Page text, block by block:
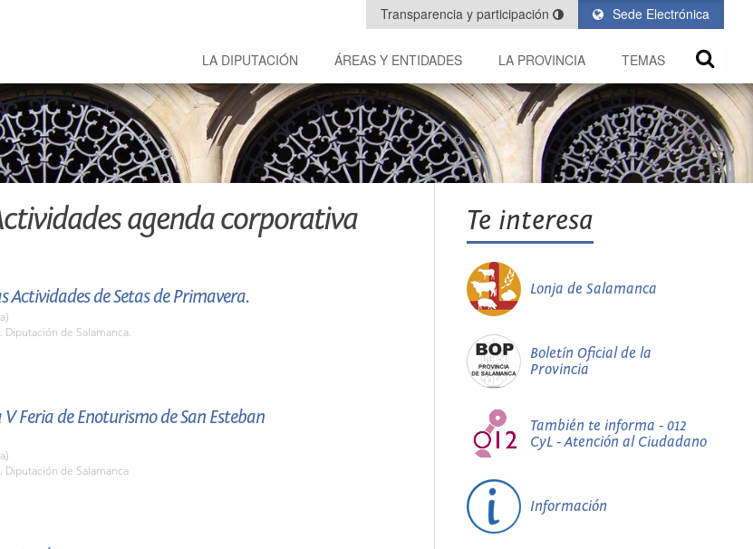
Sede Electrónica
Transparencia y participación
LA DIPUTACIÓN ÁREAS Y ENTIDADES LA PROVINCIA TEMAS
agenda corporativa
Actividades de Setas de Primavera.
Diputación de Salamanca.
Feria de Enoturismo de San Esteban
Diputación de Salamanca
Te interesa
Lonja de Salamanca
Boletín Oficial de la
Provincia
También te informa - 012
CyL - Atención al Ciudadano
Información